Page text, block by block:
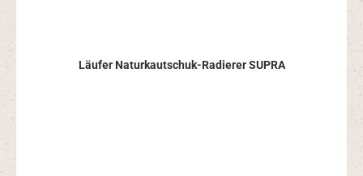
Läufer Naturkautschuk-Radierer SUPRA